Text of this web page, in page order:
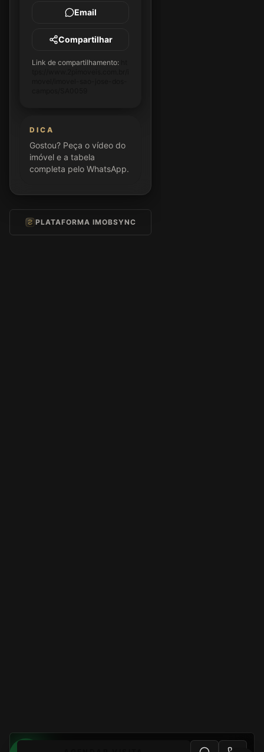
Email
Compartilhar
Link de compartilhamento:
DICA
Gostou? Peça o vídeo do
imóvel e a tabela
completa pelo WhatsApp.
PLATAFORMA IMOBSYNC